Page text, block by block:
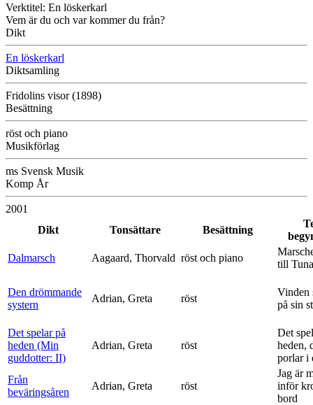
Verktitel: En löskerkarl
Vem är du och var kommer du från?
Dikt
En löskerkarl
Diktsamling
Fridolins visor (1898)
Besättning
röst och piano
Musikförlag
ms Svensk Musik
Komp År
2001
Dikt
Tonsättare Besättning
Dalmarsch
Aagaard, Thorvald röst och piano
till Tuna
Den drömmande
systern
Adrian, Greta röst
Vinden
på sin
Det spelar på
heden (Min
guddotter: II)
Adrian, Greta röst
Det
heden,
porlar i
Från
beväringsåren
Adrian, Greta röst
Jag är
inför
bord